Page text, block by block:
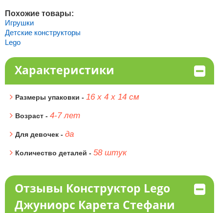
Похожие товары:
Игрушки
Детские конструкторы
Lego
Характеристики
Размеры упаковки - 16 х 4 х 14 см
Возраст - 4-7 лет
Для девочек - да
Количество деталей - 58 штук
Отзывы Конструктор Lego
Джуниорс Карета Стефани